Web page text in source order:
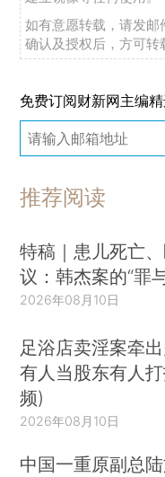
如有意愿转载，请发邮
确认及授权后，方可转
免费订阅财新网主编
推荐阅读
特稿｜患儿死亡
议：韩杰案的“罪
2026年08月10日
足浴店卖淫案牵
有人当股东有人
频)
2026年08月10日
中国一重原副总